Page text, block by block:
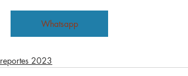
Whatsapp
reportes 2023